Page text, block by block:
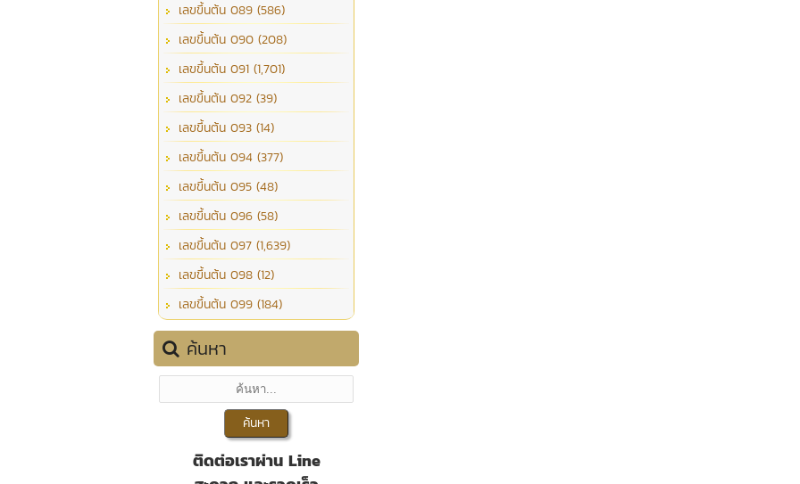
เลขขึ้นต้น 089 (586)
เลขขึ้นต้น 090 (208)
เลขขึ้นต้น 091 (1,701)
เลขขึ้นต้น 092 (39)
เลขขึ้นต้น 093 (14)
เลขขึ้นต้น 094 (377)
เลขขึ้นต้น 095 (48)
เลขขึ้นต้น 096 (58)
เลขขึ้นต้น 097 (1,639)
เลขขึ้นต้น 098 (12)
เลขขึ้นต้น 099 (184)
ค้นหา
ติดต่อเราผ่าน Line